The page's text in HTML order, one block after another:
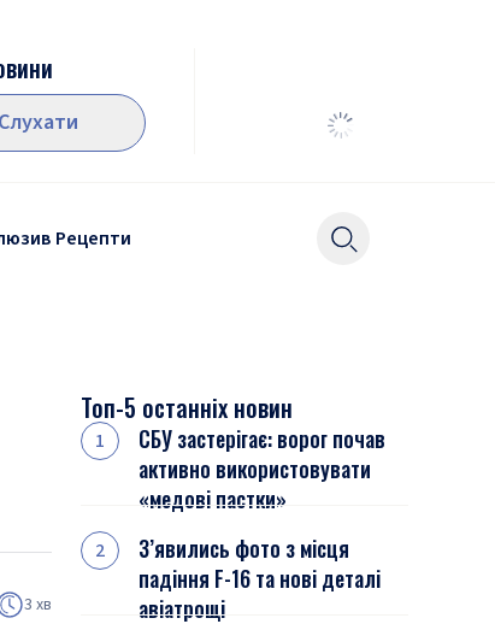
Слухати
Рецепти
3 хв
Топ-5 останніх новин
СБУ застерігає: ворог почав
активно використовувати
«медові пастки»
З’явились фото з місця
падіння F-16 та нові деталі
авіатрощі